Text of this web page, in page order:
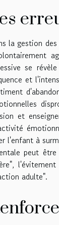
la gestion
se
et
et
l'enfant à
peut
adulte".